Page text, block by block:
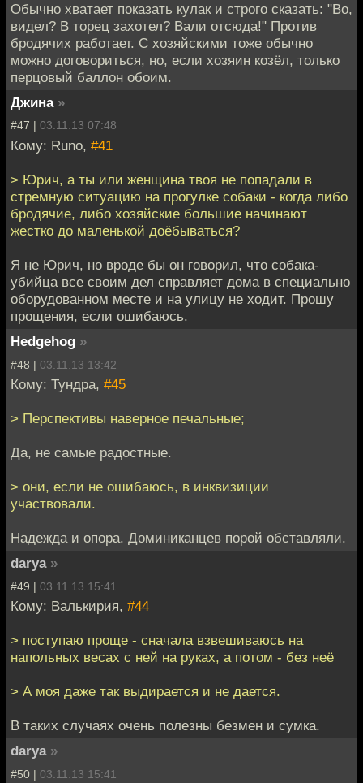
Обычно хватает показать кулак и строго сказать: "Во,
видел? В торец захотел? Вали отсюда!" Против
бродячих работает. С хозяйскими тоже обычно
можно договориться, но, если хозяин козёл, только
перцовый баллон обоим.
Джина »
#47 | 03.11.13 07:48
Кому: Runo, #41
> Юрич, а ты или женщина твоя не попадали в
стремную ситуацию на прогулке собаки - когда либо
бродячие, либо хозяйские большие начинают
жестко до маленькой доёбываться?
Я не Юрич, но вроде бы он говорил, что собака-
убийца все своим дел справляет дома в специально
оборудованном месте и на улицу не ходит. Прошу
прощения, если ошибаюсь.
Hedgehog »
#48 | 03.11.13 13:42
Кому: Тундра, #45
> Перспективы наверное печальные;
Да, не самые радостные.
> они, если не ошибаюсь, в инквизиции
участвовали.
Надежда и опора. Доминиканцев порой обставляли.
darya »
#49 | 03.11.13 15:41
Кому: Валькирия, #44
> поступаю проще - сначала взвешиваюсь на
напольных весах с ней на руках, а потом - без неё
> А моя даже так выдирается и не дается.
В таких случаях очень полезны безмен и сумка.
darya »
#50 | 03.11.13 15:41